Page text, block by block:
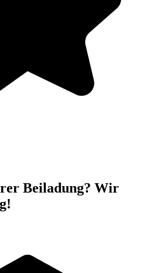
Beiladung? Wir